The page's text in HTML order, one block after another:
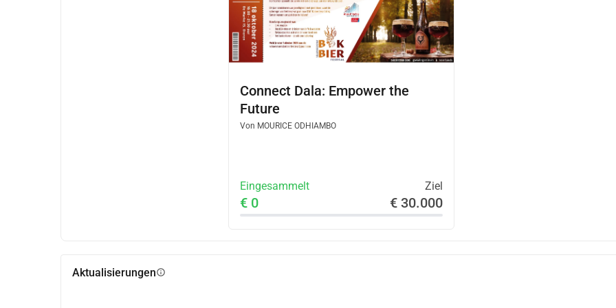
Connect Dala: Empower the
Future
Von MOURICE ODHIAMBO
Eingesammelt Ziel
€ 0 € 30.000
Aktualisierungeninfo